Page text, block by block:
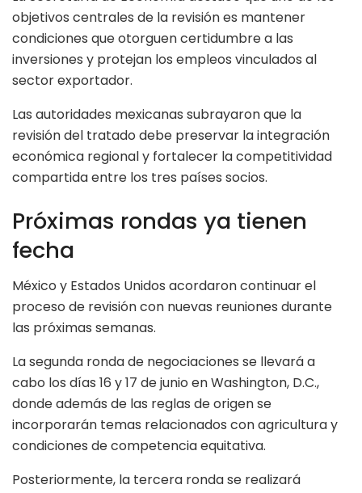
objetivos centrales de la revisión es mantener
condiciones que otorguen certidumbre a las
inversiones y protejan los empleos vinculados al
sector exportador.
Las autoridades mexicanas subrayaron que la
revisión del tratado debe preservar la integración
económica regional y fortalecer la competitividad
compartida entre los tres países socios.
Próximas rondas ya tienen
fecha
México y Estados Unidos acordaron continuar el
proceso de revisión con nuevas reuniones durante
las próximas semanas.
La segunda ronda de negociaciones se llevará a
cabo los días 16 y 17 de junio en Washington, D.C.,
donde además de las reglas de origen se
incorporarán temas relacionados con agricultura y
condiciones de competencia equitativa.
Posteriormente, la tercera ronda se realizará